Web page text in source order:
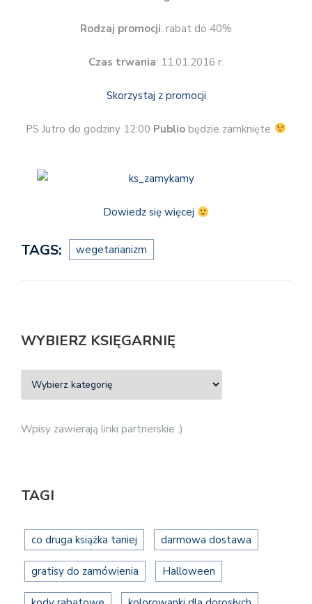
Rodzaj promocji: rabat do 40%
Czas trwania: 11.01.2016 r.
Skorzystaj z promocji
PS Jutro do godziny 12:00 Publio będzie zamknięte
Dowiedz się więcej
TAGS: wegetarianizm
WYBIERZ KSIĘGARNIĘ
Wpisy zawierają linki partnerskie :)
TAGI
co druga książka taniej darmowa dostawa
gratisy do zamówienia Halloween